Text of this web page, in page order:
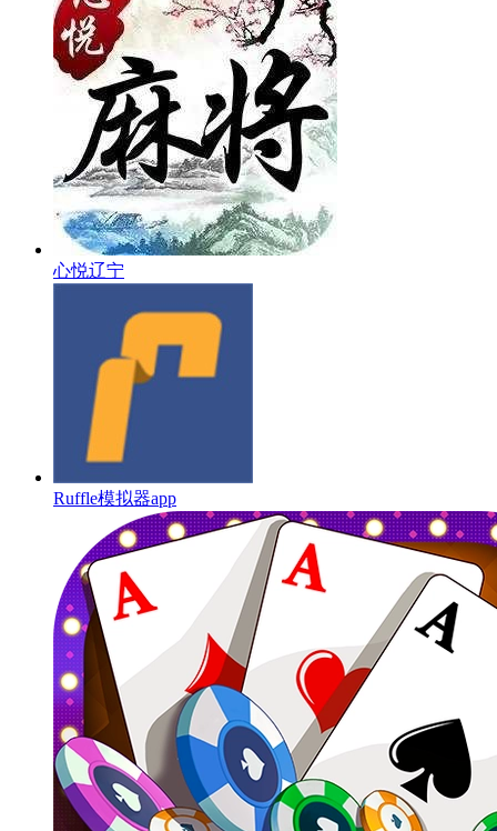
心悦辽宁
Ruffle模拟器app